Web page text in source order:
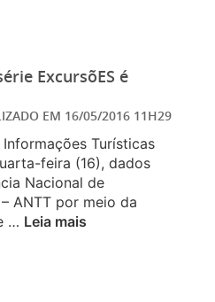
ExcursõES é
EM 16/05/2016 11H29
Turísticas
feira (16), dados
Nacional de
ANTT por meio da
… Leia mais